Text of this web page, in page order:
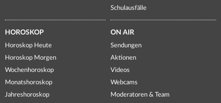
Schulausfälle
HOROSKOP
Horoskop Heute
Horoskop Morgen
Wochenhoroskop
Monatshoroskop
Jahreshoroskop
ON AIR
Sendungen
Aktionen
Videos
Webcams
Moderatoren & Team